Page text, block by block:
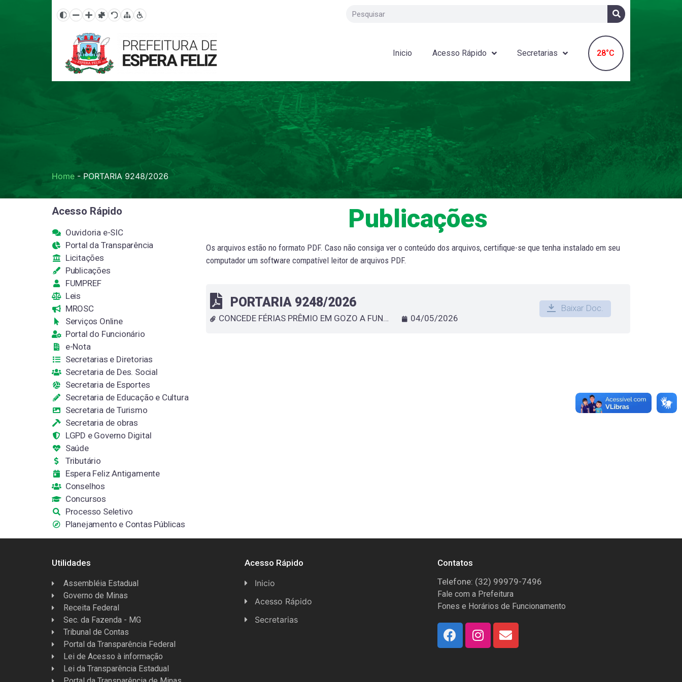
Inicio Acesso Rápido Secretarias 28°C
Home -PORTARIA 9248/2026
Acesso Rápido
Ouvidoria e-SIC
Portal da Transparência
Licitações
Publicações
FUMPREF
Leis
MROSC
Serviços Online
Portal do Funcionário
e-Nota
Secretarias e Diretorias
Secretaria de Des. Social
Secretaria de Esportes
Secretaria de Educação e Cultura
Secretaria de Turismo
Secretaria de obras
LGPD e Governo Digital
Saúde
Tributário
Espera Feliz Antigamente
Conselhos
Concursos
Processo Seletivo
Planejamento e Contas Públicas
Publicações
Os arquivos estão no formato PDF. Caso não consiga ver o conteúdo dos arquivos, certifique-se que tenha instalado em seu
computador um software compatível leitor de arquivos PDF.
PORTARIA 9248/2026
CONCEDE FÉRIAS PRÊMIO EM GOZO A FUNCIONÁRIO QUE ESPECIFICA - GERAL MAIO 04/05/2026
Baixar Doc.
Utilidades
Assembléia Estadual
Governo de Minas
Receita Federal
Sec. da Fazenda - MG
Tribunal de Contas
Portal da Transparência Federal
Lei de Acesso à informação
Lei da Transparência Estadual
Acesso Rápido
Inicio
Acesso Rápido
Concursos
Secretarias
Contatos
Telefone: (32) 99979-7496
Fale com a Prefeitura
Fones e Horários de Funcionamento